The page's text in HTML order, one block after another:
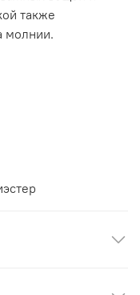
также
молнии.